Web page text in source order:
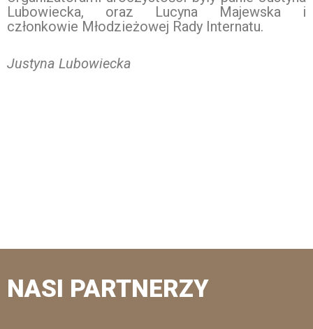
Lubowiecka, oraz Lucyna Majewska i
członkowie Młodzieżowej Rady Internatu.
Justyna Lubowiecka
NASI PARTNERZY